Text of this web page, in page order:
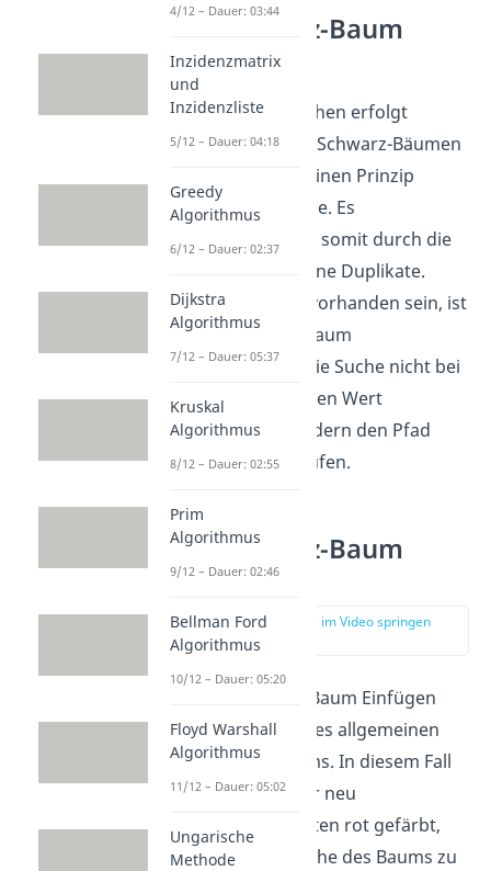
Rot-Schwarz-Baum
Suchen
Die Operation Suchen erfolgt
innerhalb von Rot-Schwarz-Bäumen
nach dem allgemeinen Prinzip
binärer Suchbäume. Es
unterscheidet sich somit durch die
Suche mit oder ohne Duplikate.
Sollten Duplikate vorhanden sein, ist
es auch beim RS-Baum
empfehlenswert die Suche nicht bei
dem ersten richtigen Wert
abzubrechen, sondern den Pfad
weiter zu durchlaufen.
Rot-Schwarz-Baum
Einfügen
zur Stelle im Video springen
Das Rot-Schwarz-Baum Einfügen
erfolgt auf Basis des allgemeinen
Binären Suchbaums. In diesem Fall
wird zusätzlich der neu
hinzugefügte Knoten rot gefärbt,
um die Schwarzhöhe des Baums zu
4/12 – Dauer: 03:44
Inzidenzmatrix
und
Inzidenzliste
5/12 – Dauer: 04:18
Greedy
Algorithmus
6/12 – Dauer: 02:37
Dijkstra
Algorithmus
7/12 – Dauer: 05:37
Kruskal
Algorithmus
8/12 – Dauer: 02:55
Prim
Algorithmus
9/12 – Dauer: 02:46
Bellman Ford
Algorithmus
10/12 – Dauer: 05:20
Floyd Warshall
Algorithmus
11/12 – Dauer: 05:02
Ungarische
Methode